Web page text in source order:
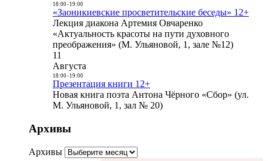
18:00- 19:00
«Заоникиевские просветительские беседы» 12+
Лекция диакона Артемия Овчаренко
«Актуальность красоты на пути духовного
преображения» (М. Ульяновой, 1, зале №12)
11
Августа
18:00- 19:00
Презентация книги 12+
Новая книга поэта Антона Чёрного «Сбор» (ул.
М. Ульяновой, 1, зал № 20)
Архивы
Архивы